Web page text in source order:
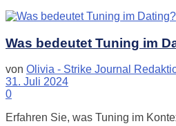
Was bedeutet Tuning im
von Olivia - Strike Journal
31. Juli 2024
0
Erfahren Sie, was Tuning im